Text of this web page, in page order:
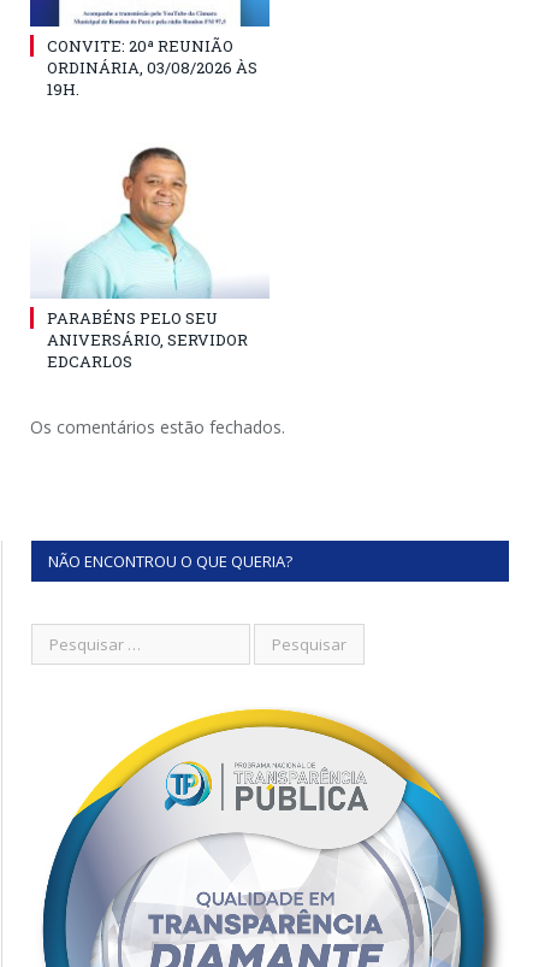
CONVITE: 20ª REUNIÃO
ORDINÁRIA, 03/08/2026 ÀS
19H.
PARABÉNS PELO SEU
ANIVERSÁRIO, SERVIDOR
EDCARLOS
Os comentários estão fechados.
NÃO ENCONTROU O QUE QUERIA?